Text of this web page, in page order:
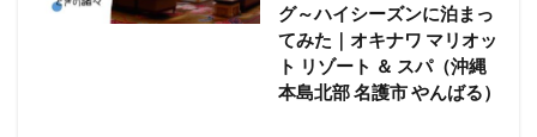
グ～ハイシーズンに泊まっ
てみた｜オキナワ マリオッ
ト リゾート ＆ スパ（沖縄
本島北部 名護市 やんばる）